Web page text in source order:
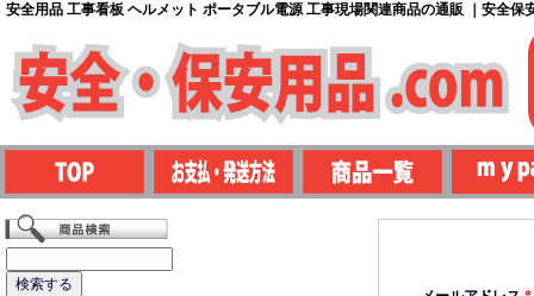
安全用品 工事看板 ヘルメット ポータブル電源 工事現場関連商品の通販 ｜安全保